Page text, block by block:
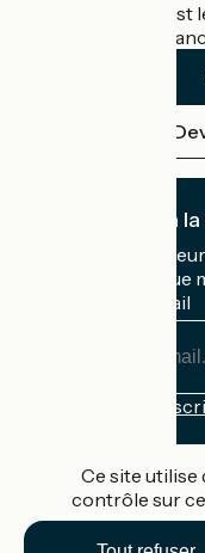
Accueil Vélo c'est
cyclistes en
Je m'abonne à
Recevez le
boîte mail chaque
Mon adresse mail
Conditions
Ce site utilise
contrôle sur